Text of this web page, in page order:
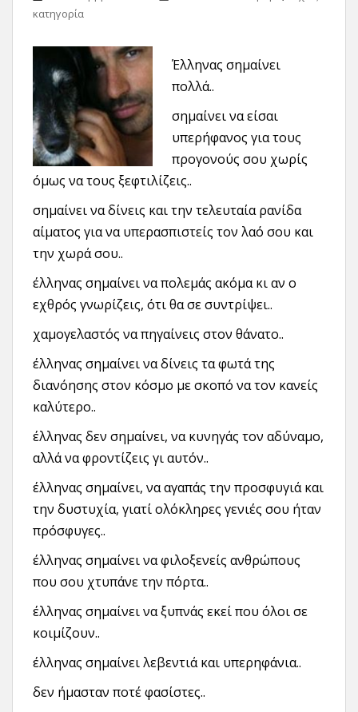
κατηγορία
Έλληνας σημαίνει
πολλά..
σημαίνει να είσαι
υπερήφανος για τους
προγονούς σου χωρίς
όμως να τους ξεφτιλίζεις..
σημαίνει να δίνεις και την τελευταία ρανίδα
αίματος για να υπερασπιστείς τον λαό σου και
την χωρά σου..
έλληνας σημαίνει να πολεμάς ακόμα κι αν ο
εχθρός γνωρίζεις, ότι θα σε συντρίψει..
χαμογελαστός να πηγαίνεις στον θάνατο..
έλληνας σημαίνει να δίνεις τα φωτά της
διανόησης στον κόσμο με σκοπό να τον κανείς
καλύτερο..
έλληνας δεν σημαίνει, να κυνηγάς τον αδύναμο,
αλλά να φροντίζεις γι αυτόν..
έλληνας σημαίνει, να αγαπάς την προσφυγιά και
την δυστυχία, γιατί ολόκληρες γενιές σου ήταν
πρόσφυγες..
έλληνας σημαίνει να φιλοξενείς ανθρώπους
που σου χτυπάνε την πόρτα..
έλληνας σημαίνει να ξυπνάς εκεί που όλοι σε
κοιμίζουν..
έλληνας σημαίνει λεβεντιά και υπερηφάνια..
δεν ήμασταν ποτέ φασίστες..